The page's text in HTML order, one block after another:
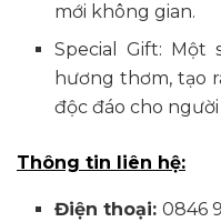
mới không gian.
Special Gift: Một
hương thơm, tạo
độc đáo cho
Thông tin liên hệ:
Điện thoại:0846